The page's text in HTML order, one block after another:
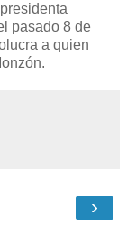
pasado 8 de
a quien
›